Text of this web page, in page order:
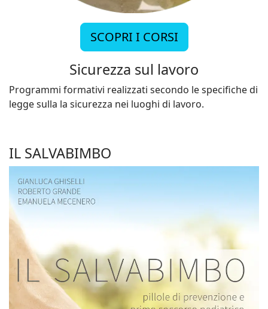
SCOPRI I CORSI
Sicurezza sul lavoro
Programmi formativi realizzati secondo le specifiche di
legge sulla la sicurezza nei luoghi di lavoro.
IL SALVABIMBO